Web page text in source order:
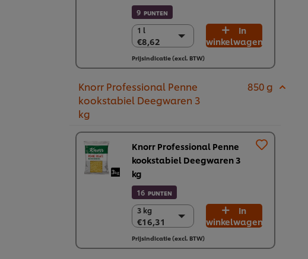
9 PUNTEN
1 l
€8,62
1 l
€8,62
6 x 1 l
€51,74
In
winkelwagen
Prijsindicatie (excl. BTW)
Knorr Professional Penne
kookstabiel Deegwaren 3
kg
850 g
Knorr Professional Penne
kookstabiel Deegwaren 3
kg
16 PUNTEN
3 kg
€16,31
3 kg
€16,31
4 (x 3 kg)
€65,25
In
winkelwagen
Prijsindicatie (excl. BTW)